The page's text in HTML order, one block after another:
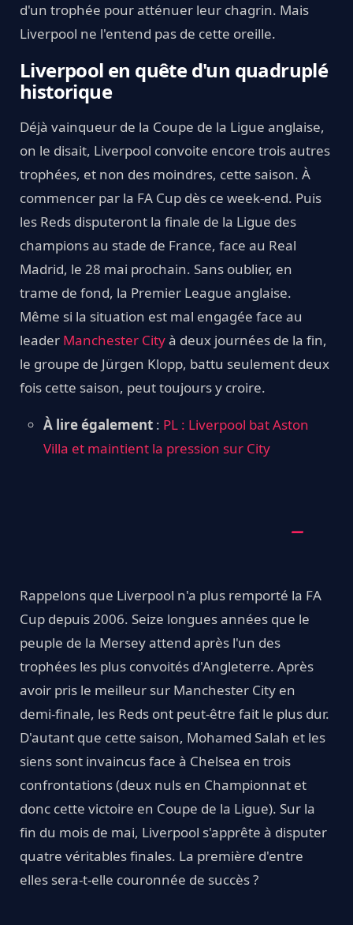
d'un trophée pour atténuer leur chagrin. Mais
Liverpool ne l'entend pas de cette oreille.
Liverpool en quête d'un quadruplé
historique
Déjà vainqueur de la Coupe de la Ligue anglaise,
on le disait, Liverpool convoite encore trois autres
trophées, et non des moindres, cette saison. À
commencer par la FA Cup dès ce week-end. Puis
les Reds disputeront la finale de la Ligue des
champions au stade de France, face au Real
Madrid, le 28 mai prochain. Sans oublier, en
trame de fond, la Premier League anglaise.
Même si la situation est mal engagée face au
leader Manchester Cityà deux journées de la fin,
le groupe de Jürgen Klopp, battu seulement deux
fois cette saison, peut toujours y croire.
À lire également : PL : Liverpool bat Aston
Villa et maintient la pression sur City
Rappelons que Liverpool n'a plus remporté la FA
Cup depuis 2006. Seize longues années que le
peuple de la Mersey attend après l'un des
trophées les plus convoités d'Angleterre. Après
avoir pris le meilleur sur Manchester City en
demi-finale, les Reds ont peut-être fait le plus dur.
D'autant que cette saison, Mohamed Salah et les
siens sont invaincus face à Chelsea en trois
confrontations (deux nuls en Championnat et
donc cette victoire en Coupe de la Ligue). Sur la
fin du mois de mai, Liverpool s'apprête à disputer
quatre véritables finales. La première d'entre
elles sera-t-elle couronnée de succès ?